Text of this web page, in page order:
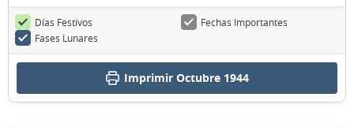
Días Festivos
Fechas Importantes
Fases Lunares
Imprimir Octubre 1944